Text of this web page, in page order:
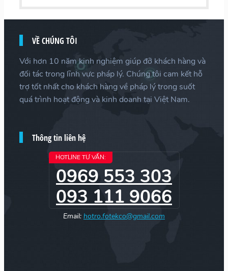
VỀ CHÚNG TÔI
Với hơn 10 năm kinh nghiệm giúp đỡ khách hàng và
đối tác trong lĩnh vực pháp lý. Chúng tôi cam kết hỗ
trợ tốt nhất cho khách hàng về pháp lý trong suốt
quá trình hoạt động và kinh doanh tại Việt Nam.
Thông tin liên hệ
HOTLINE TƯ VẤN:
0969 553 303
093 111 9066
Email: hotro.fotekco@gmail.com